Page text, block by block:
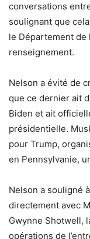
conversations
soulignant que
le Département de
renseignement.
Nelson a évité de
que ce dernier ait
Biden et ait
présidentielle.
pour Trump,
en Pennsylvanie,
Nelson a souligné
directement avec
Gwynne Shotwell,
opérations de